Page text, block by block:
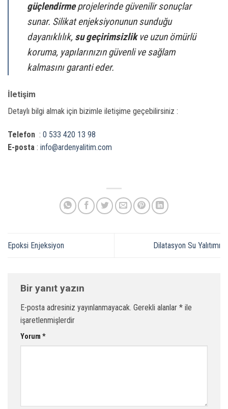
güçlendirmeprojelerinde güvenilir sonuçlar
sunar. Silikat enjeksiyonunun sunduğu
dayanıklılık, su geçirimsizlikve uzun ömürlü
koruma, yapılarınızın güvenli ve sağlam
kalmasını garanti eder.
İletişim
Detaylı bilgi almak için bizimle iletişime geçebilirsiniz :
Telefon : 0 533 420 13 98
E-posta : info@ardenyalitim.com
Epoksi Enjeksiyon Dilatasyon Su Yalıtımı
Bir yanıt yazın
E-posta adresiniz yayınlanmayacak. Gerekli alanlar * ile
işaretlenmişlerdir
Yorum *